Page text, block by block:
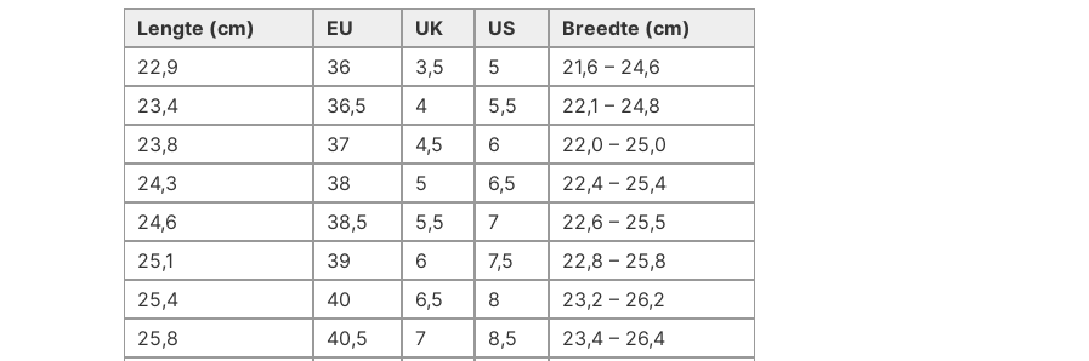
Lengte (cm) EU UK US
Breedte (cm)
22,9
36 3,5 5
21,6 – 24,6
23,4
36,5 4 5,5
22,1 – 24,8
23,8
37 4,5 6
22,0 – 25,0
24,3
38 5 6,5
22,4 – 25,4
24,6
38,5 5,5 7
22,6 – 25,5
25,1
39 6 7,5
22,8 – 25,8
25,4
40 6,5 8
23,2 – 26,2
25,8
40,5 7 8,5
23,4 – 26,4